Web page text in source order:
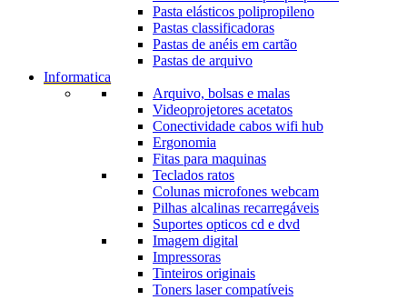
Pasta elásticos polipropileno
Pastas classificadoras
Pastas de anéis em cartão
Pastas de arquivo
Informatica
Arquivo, bolsas e malas
Videoprojetores acetatos
Conectividade cabos wifi hub
Ergonomia
Fitas para maquinas
Teclados ratos
Colunas microfones webcam
Pilhas alcalinas recarregáveis
Suportes opticos cd e dvd
Imagem digital
Impressoras
Tinteiros originais
Toners laser compatíveis